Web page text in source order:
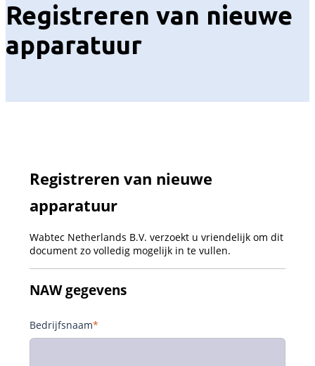
Registreren van nieuwe
apparatuur